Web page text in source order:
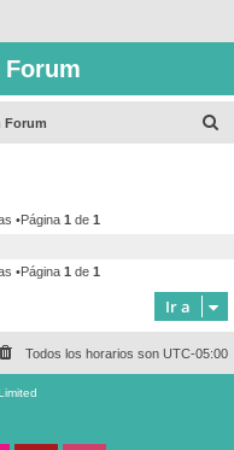
Forum
Forum
•Página 1 de 1
•Página 1 de 1
Ir a
Todos los horarios son UTC-05:00